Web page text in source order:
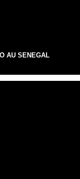
AU SENEGAL